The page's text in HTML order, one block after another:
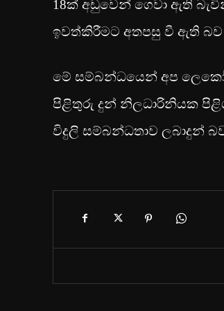
18ක් අඩුවෙන් ගෙවා ඇති
ඉවත්කිරීමට අතපසු වී ඇති බව
මේ සම්බන්ධයෙන් අප
පිළිතුරු දුන් නිලධාරිනියක
විදුලි සම්බන්ධතාව ලබාදුන්